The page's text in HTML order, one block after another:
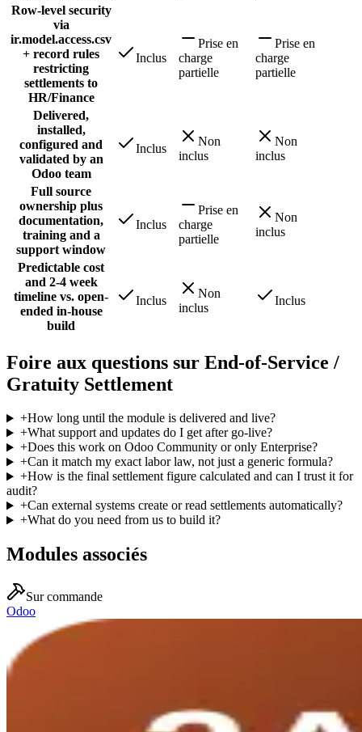
Row-level security
via
ir.model.access.csv
+ record rules
restricting
settlements to
HR/Finance
Inclus
Prise en
charge
partielle
Prise en
charge
partielle
Delivered,
installed,
configured and
validated by an
Odoo team
Inclus
Non
inclus
Non
inclus
Full source
ownership plus
documentation,
training and a
support window
Inclus
Prise en
charge
partielle
Non
inclus
Predictable cost
and 2-4 week
timeline vs. open-
ended in-house
build
Inclus
Non
inclus
Inclus
Foire aux questions sur End-of-Service /
Gratuity Settlement
+How long until the module is delivered and live?
+What support and updates do I get after go-live?
+Does this work on Odoo Community or only Enterprise?
+Can it match my exact labor law, not just a generic formula?
+How is the final settlement figure calculated and can I trust it for
audit?
+Can external systems create or read settlements automatically?
+What do you need from us to build it?
Modules associés
Sur commande
Odoo